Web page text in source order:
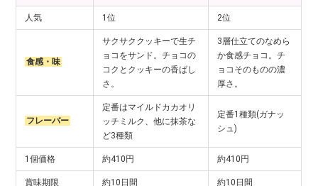
人気 1位 2位
食感・味
サクサククッキーで生チ
ョコをサンド。チョコの
コクとクッキーの香ばし
さ。
3層仕立てのなめら
か食感チョコ。チ
ョコそのものの濃
厚さ。
フレーバー
定番はマイルドカカオリ
ッチミルク、他に抹茶な
ど3種類
定番1種類(ガナッ
シュ)
1個価格 約410円 約410円
賞味期限 約10日間 約10日間